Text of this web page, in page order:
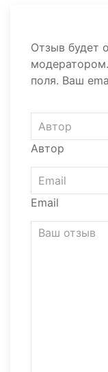
Отзыв будет
поля. Ваш
Автор
Email